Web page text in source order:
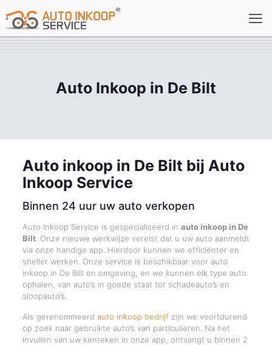
Auto Inkoop in De Bilt
Auto inkoop in De Bilt bij Auto
Inkoop Service
Binnen 24 uur uw auto verkopen
Auto Inkoop Service is gespecialiseerd in auto inkoop in De
Bilt. Onze nieuwe werkwijze vereist dat u uw auto aanmeldt
via onze handige app. Hierdoor kunnen we efficiënter en
sneller werken. Onze service is beschikbaar voor auto
inkoop in De Bilt en omgeving, en we kunnen elk type auto
ophalen, van auto’s in goede staat tot schadeauto’s en
sloopauto’s.
Als gerenommeerd auto inkoop bedrijfzijn we voortdurend
op zoek naar gebruikte auto’s van particulieren. Na het
invullen van uw kenteken in onze app, ontvangt u binnen 2